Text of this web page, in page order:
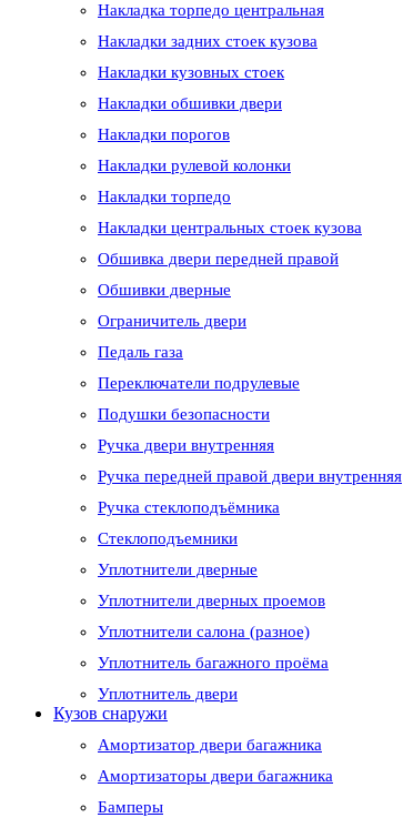
Накладка торпедо центральная
Накладки задних стоек кузова
Накладки кузовных стоек
Накладки обшивки двери
Накладки порогов
Накладки рулевой колонки
Накладки торпедо
Накладки центральных стоек кузова
Обшивка двери передней правой
Обшивки дверные
Ограничитель двери
Педаль газа
Переключатели подрулевые
Подушки безопасности
Ручка двери внутренняя
Ручка передней правой двери внутренняя
Ручка стеклоподъёмника
Стеклоподъемники
Уплотнители дверные
Уплотнители дверных проемов
Уплотнители салона (разное)
Уплотнитель багажного проёма
Уплотнитель двери
Кузов снаружи
Амортизатор двери багажника
Амортизаторы двери багажника
Бамперы